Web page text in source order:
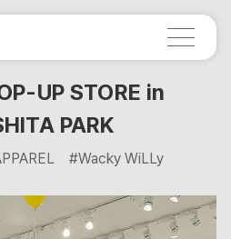
UP STORE in
PARK
#Wacky WiLLy